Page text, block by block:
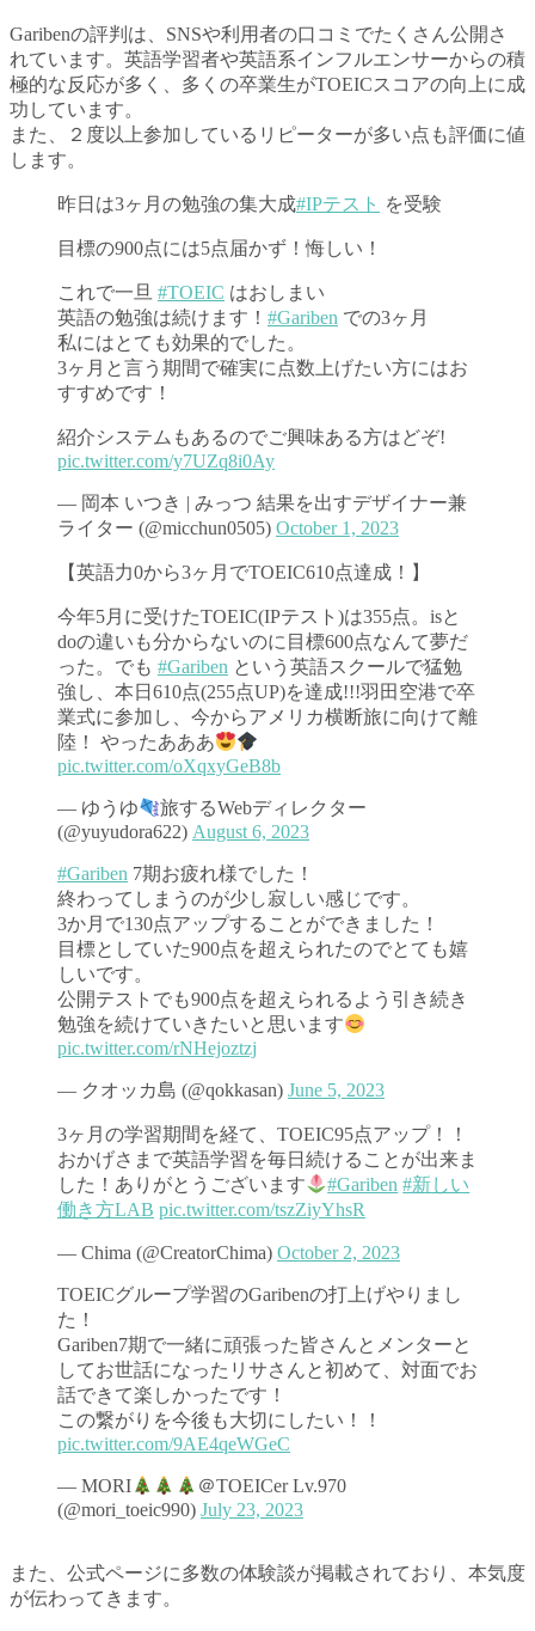
Garibenの評判は、SNSや利用者の口コミでたくさん公開さ
れています。英語学習者や英語系インフルエンサーからの積
極的な反応が多く、多くの卒業生がTOEICスコアの向上に成
功しています。
また、２度以上参加しているリピーターが多い点も評価に値
します。
昨日は3ヶ月の勉強の集大成#IPテスト を受験
目標の900点には5点届かず！悔しい！
これで一旦 #TOEIC はおしまい
英語の勉強は続けます！ #Gariben での3ヶ月
私にはとても効果的でした。
3ヶ月と言う期間で確実に点数上げたい方にはお
すすめです！
紹介システムもあるのでご興味ある方はどぞ!
pic.twitter.com/y7UZq8i0Ay
— 岡本 いつき | みっつ 結果を出すデザイナー兼
ライター (@micchun0505) October 1, 2023
【英語力0から3ヶ月でTOEIC610点達成！】
今年5月に受けたTOEIC(IPテスト)は355点。isと
doの違いも分からないのに目標600点なんて夢だ
った。でも #Gariben という英語スクールで猛勉
強し、本日610点(255点UP)を達成!!!羽田空港で卒
業式に参加し、今からアメリカ横断旅に向けて離
陸！ やったあああ
pic.twitter.com/oXqxyGeB8b
— ゆうゆ
旅するWebディレクター
(@yuyudora622) August 6, 2023
#Gariben 7期お疲れ様でした！
終わってしまうのが少し寂しい感じです。
3か月で130点アップすることができました！
目標としていた900点を超えられたのでとても嬉
しいです。
公開テストでも900点を超えられるよう引き続き
勉強を続けていきたいと思います
pic.twitter.com/rNHejoztzj
— クオッカ島 (@qokkasan) June 5, 2023
3ヶ月の学習期間を経て、TOEIC95点アップ！！
おかげさまで英語学習を毎日続けることが出来ま
した！ありがとうございます
#Gariben #新しい
働き方LAB pic.twitter.com/tszZiyYhsR
— Chima (@CreatorChima) October 2, 2023
TOEICグループ学習のGaribenの打上げやりまし
た！
Gariben7期で一緒に頑張った皆さんとメンターと
してお世話になったリサさんと初めて、対面でお
話できて楽しかったです！
この繋がりを今後も大切にしたい！！
pic.twitter.com/9AE4qeWGeC
— MORI
＠TOEICer Lv.970
(@mori_toeic990) July 23, 2023
また、公式ページに多数の体験談が掲載されており、本気度
が伝わってきます。